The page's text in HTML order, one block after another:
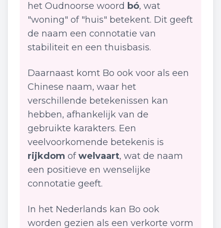
het Oudnoorse woord bó, wat
"woning" of "huis" betekent. Dit geeft
de naam een connotatie van
stabiliteit en een thuisbasis.
Daarnaast komt Bo ook voor als een
Chinese naam, waar het
verschillende betekenissen kan
hebben, afhankelijk van de
gebruikte karakters. Een
veelvoorkomende betekenis is
rijkdom ofwelvaart, wat de naam
een positieve en wenselijke
connotatie geeft.
In het Nederlands kan Bo ook
worden gezien als een verkorte vorm